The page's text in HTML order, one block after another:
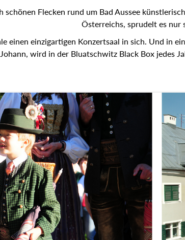
schönen Flecken rund um Bad Aussee
Österreichs, sprudelt es nur
einen einzigartigen Konzertsaal in sich. Und in
Johann, wird in der Bluatschwitz Black Box jedes